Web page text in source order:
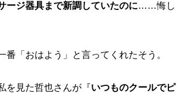
ージ器具まで新調していたのに……悔し
「おはよう」と言ってくれたそう。
を見た哲也さんが『いつものクールでピ